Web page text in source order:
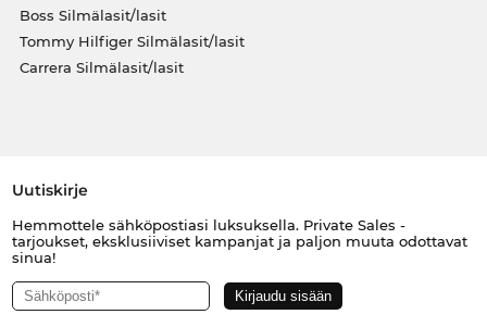
Boss Silmälasit/lasit
Tommy Hilfiger Silmälasit/lasit
Carrera Silmälasit/lasit
Uutiskirje
Hemmottele sähköpostiasi luksuksella. Private Sales -
tarjoukset, eksklusiiviset kampanjat ja paljon muuta odottavat
sinua!